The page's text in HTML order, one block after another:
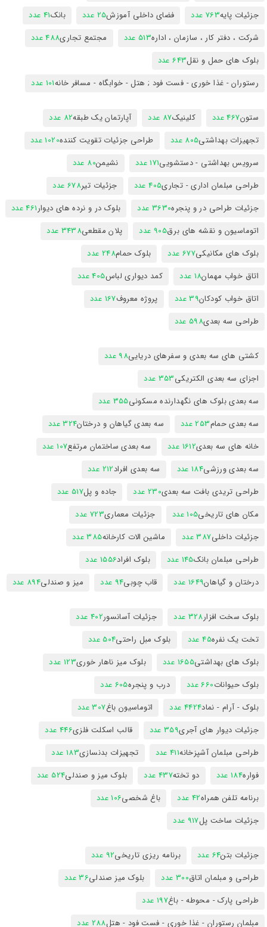
جزئیات پایه763 عدد فضای داخلی آموزش25 عدد بانک41 عدد
شرکت ، دفتر کار ، سازمان ، اداره513 عدد مجتمع تجاری488 عدد
بلوک های حمل و نقل643 عدد
رستوران - غذا خوری - فست فود ; هتل - خوابگاه - مسافر خانه101 عدد
ستون467 عدد کلینیک87 عدد آپارتمان یک طبقه82 عدد
تجهیزات بهداشتی805 عدد طراحی جزئیات تقویت کننده1020 عدد
سرویس بهداشتی - دستشویی171 عدد نشیمن80 عدد
طراحی مبلمان اداری - تجاری405 عدد جزئیات تیر678 عدد
جزئیات طراحی در و پنجره3630 عدد بلوک در و نرده های دیوار461 عدد
اتوماسیون و نقشه های برق905 عدد پلان مقطعی3438 عدد
بلوک های مکانیکی677 عدد بلوک حمام248 عدد
اتاق خواب مهمان18 عدد کمد دیواری لباس405 عدد
اتاق خواب کودکان39 عدد پروژه معروف167 عدد
طراحی سه بعدی598 عدد
کشتی های سه بعدی و سفرهای دریایی98 عدد
اجزای سه بعدی الکتریکی353 عدد
سه بعدی بلوک های نگهدارنده مسکونی355 عدد
سه بعدی حمام253 عدد سه بعدی گیاهان و درختان324 عدد
خانه های سه بعدی1612 عدد سه بعدی ساختمان مرتفع107 عدد
سه بعدی ورزشی184 عدد سه بعدی افراد212 عدد
طراحی تریدی بافت سه بعدی230 عدد جاده و پل517 عدد
مکان های تاریخی105 عدد جزئیات معماری723 عدد
جزئیات داخلی387 عدد ماشین الات کارخانه385 عدد
طراحی مبلمان بانک145 عدد بلوک افراد1556 عدد
درختان و گیاهان1649 عدد قاب چوبی94 عدد میز و صندلی894 عدد
بلوک سخت افزار328 عدد جزئیات آسانسور402 عدد
تخت یک نفره45 عدد بلوک مبل راحتی504 عدد
بلوک های بهداشتی1655 عدد بلوک میز ناهار خوری123 عدد
بلوک حیوانات660 عدد درب و پنجره605 عدد
بلوک - آرام - نماد4424 عدد اتوماسیون باغ307 عدد
جزئیات دیوار های آجری359 عدد قالب اسکلت فلزی446 عدد
طراحی مبلمان آشپزخانه411 عدد تجهیزات بدنسازی183 عدد
فواره184 عدد دو تخته437 عدد بلوک میز و صندلی524 عدد
برنامه تلفن همراه42 عدد باغ شخصی106 عدد
جزئیات ساخت پل917 عدد
جزئیات بتن64 عدد برنامه ریزی تاریخی92 عدد
طراحی و مبلمان اتاق300 عدد بلوک میز صندلی36 عدد
طراحی پارک - محوطه - باغ197 عدد
مبلمان رستوران - غذا خوری - فست فود - هتل288 عدد